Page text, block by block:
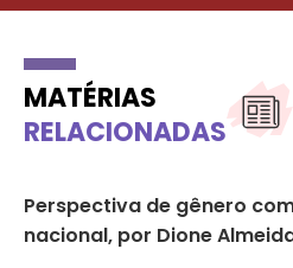
MATÉRIAS
RELACIONADAS
Perspectiva de gênero
nacional, por Dione